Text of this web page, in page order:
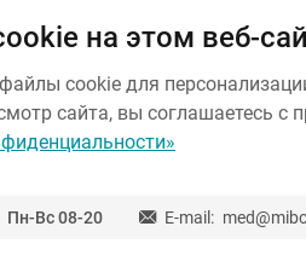
на этом веб-
cookie для
сайта, вы соглашаетесь с
Пн-Вс 08-20 E-mail: